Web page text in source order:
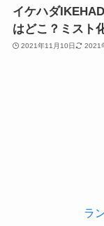
イケハダ
はどこ？ミスト
2021年11月10日 2021
ラ